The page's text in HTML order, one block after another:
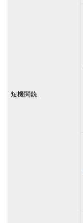
短機関銃